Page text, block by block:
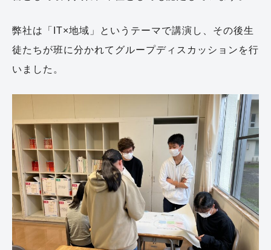
弊社は「IT×地域」というテーマで講演し、その後生
徒たちが班に分かれてグループディスカッションを行
いました。